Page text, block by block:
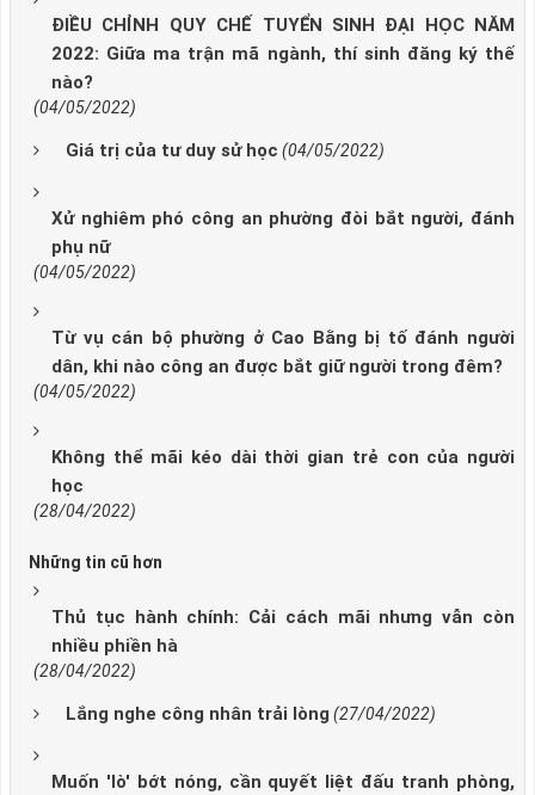
ĐIỀU CHỈNH QUY CHẾ TUYỂN SINH ĐẠI HỌC NĂM
2022: Giữa ma trận mã ngành, thí sinh đăng ký thế
nào?
(04/05/2022)
Giá trị của tư duy sử học (04/05/2022)
Xử nghiêm phó công an phường đòi bắt người, đánh
phụ nữ
(04/05/2022)
Từ vụ cán bộ phường ở Cao Bằng bị tố đánh người
dân, khi nào công an được bắt giữ người trong đêm?
(04/05/2022)
Không thể mãi kéo dài thời gian trẻ con của người
học
(28/04/2022)
Những tin cũ hơn
Thủ tục hành chính: Cải cách mãi nhưng vẫn còn
nhiều phiền hà
(28/04/2022)
Lắng nghe công nhân trải lòng (27/04/2022)
Muốn 'lò' bớt nóng, cần quyết liệt đấu tranh phòng,